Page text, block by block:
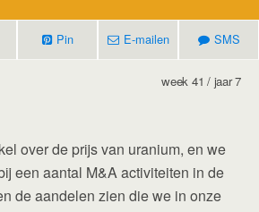
Pin E-mailen SMS
week 41 / jaar 7
over de prijs van uranium, en we
een aantal M&A activiteiten in de
de aandelen zien die we in onze